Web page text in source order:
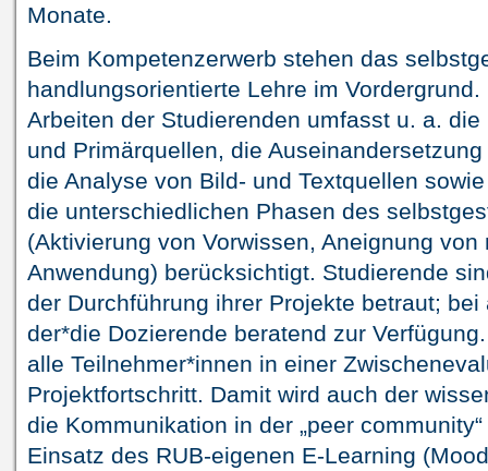
Monate.
Beim Kompetenzerwerb stehen das
handlungsorientierte Lehre im
Arbeiten der Studierenden umfasst u. a.
und Primärquellen, die
die Analyse von Bild- und Textquellen
die unterschiedlichen Phasen des
(Aktivierung von Vorwissen, Aneignung
Anwendung) berücksichtigt. Studierende
der Durchführung ihrer Projekte betraut;
der*die Dozierende beratend zur
alle Teilnehmer*innen in einer
Projektfortschritt. Damit wird auch der
die Kommunikation in der „peer
Einsatz des RUB-eigenen E-Learning